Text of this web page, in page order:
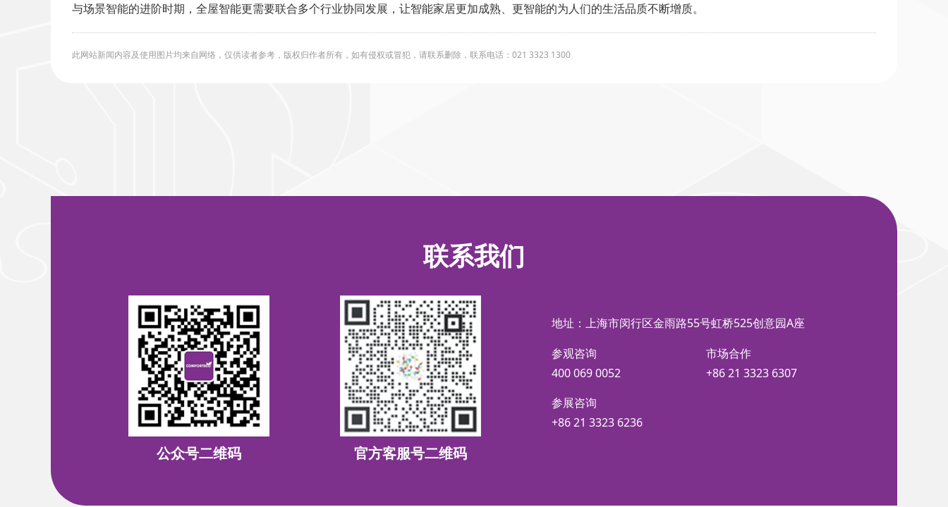
与场景智能的进阶时期，全屋智能更需要联合多个行业协同发展，让智能家居更加成熟、更智能的为人们的生活品质不断增质。
此网站新闻内容及使用图片均来自网络，仅供读者参考，版权归作者所有，如有侵权或冒犯，请联系删除，联系电话：021 3323 1300
联系我们
公众号二维码 官方客服号二维码
地址：上海市闵行区金雨路55号虹桥525创意园A座
参观咨询
400 069 0052
市场合作
+86 21 3323 6307
参展咨询
+86 21 3323 6236